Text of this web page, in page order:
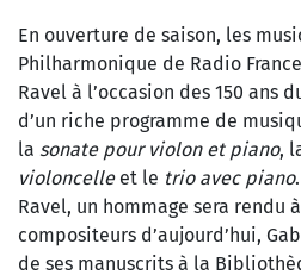
En ouverture de saison, les
Philharmonique de Radio
Ravel à l’occasion des 150 ans
d’un riche programme de
la sonate pour violon et piano,
violoncelleet le trio avec piano
Ravel, un hommage sera rendu
compositeurs d’aujourd’hui,
de ses manuscrits à la